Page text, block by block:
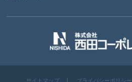
サイトマップ プライバシーポリシー